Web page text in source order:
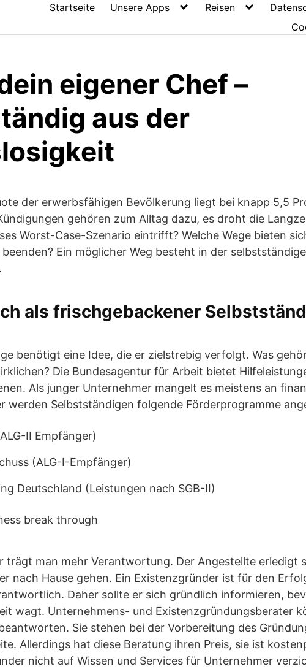
Startseite Unsere Apps Reisen
eigener Chef –
aus der
der erwerbsfähigen Bevölkerung liegt bei knapp 5,5
gehören zum Alltag dazu, es droht die
Worst-Case-Szenario eintrifft? Welche Wege bieten
Ein möglicher Weg besteht in der
als frischgebackener
benötigt eine Idee, die er zielstrebig verfolgt. Was
Die Bundesagentur für Arbeit bietet
Als junger Unternehmer mangelt es meistens an
werden Selbstständigen folgende Förderprogramme
II Empfänger)
(ALG-I-Empfänger)
Deutschland (Leistungen nach SGB-II)
trägt man mehr Verantwortung. Der Angestellte erledigt
nach Hause gehen. Ein Existenzgründer ist für den
Daher sollte er sich gründlich informieren,
wagt. Unternehmens- und Existenzgründungsberater
Sie stehen bei der Vorbereitung des
Allerdings hat diese Beratung ihren Preis, sie ist
nicht auf Wissen und Services für Unternehmer